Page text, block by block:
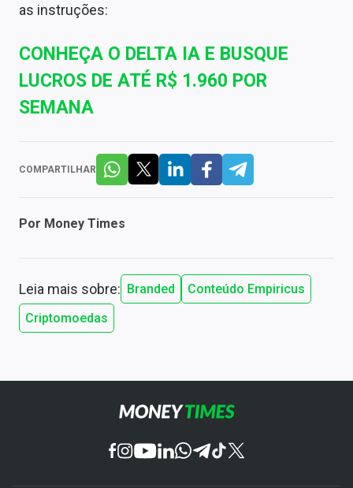
as instruções:
CONHEÇA O DELTA IA E BUSQUE
LUCROS DE ATÉ R$ 1.960 POR
SEMANA
COMPARTILHAR
Por Money Times
Leia mais sobre: Branded
Conteúdo Empiricus
Criptomoedas